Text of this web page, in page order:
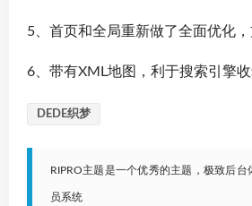
5、首页和全局重新做了全面优化
6、带有XML地图，利于搜索引擎
DEDE织梦
RIPRO主题是一个优秀的主题，极致后
员系统